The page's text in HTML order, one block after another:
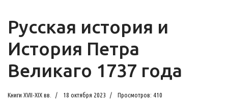
Русская история и
История Петра
Великаго 1737 года
Книги XVII-XIX вв. 18 октября 2023 Просмотров: 410